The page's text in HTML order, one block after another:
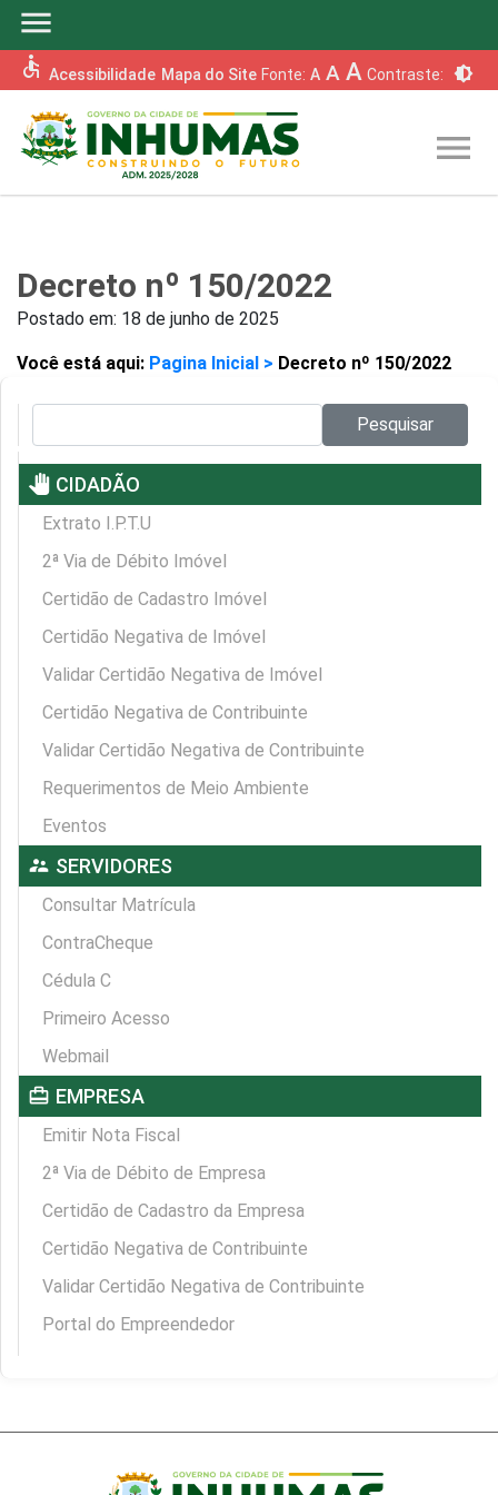
menu
accessible Acessibilidade Mapa do Site Fonte: A A A Contraste: brightness_6
menu
Decreto nº 150/2022
Postado em: 18 de junho de 2025
Você está aqui: Pagina Inicial > Decreto nº 150/2022
Pesquisar
pan_tool CIDADÃO
Extrato I.P.T.U
2ª Via de Débito Imóvel
Certidão de Cadastro Imóvel
Certidão Negativa de Imóvel
Validar Certidão Negativa de Imóvel
Certidão Negativa de Contribuinte
Validar Certidão Negativa de Contribuinte
Requerimentos de Meio Ambiente
Eventos
supervisor_account SERVIDORES
Consultar Matrícula
ContraCheque
Cédula C
Primeiro Acesso
Webmail
card_travel EMPRESA
Emitir Nota Fiscal
2ª Via de Débito de Empresa
Certidão de Cadastro da Empresa
Certidão Negativa de Contribuinte
Validar Certidão Negativa de Contribuinte
Portal do Empreendedor